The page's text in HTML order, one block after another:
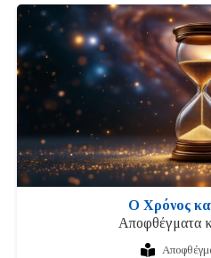
Ο Χρόνος
Αποφθέγματα